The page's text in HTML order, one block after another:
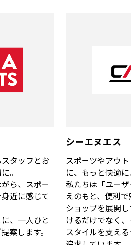
タッフとお
。
ら、スポー
近に感じて
、一人ひと
案します。
シーエヌエス
スポーツやアウ
に、もっと快適
私たちは「ユー
えのもと、便利
ショップを展開
けるだけでなく
スタイルを支え